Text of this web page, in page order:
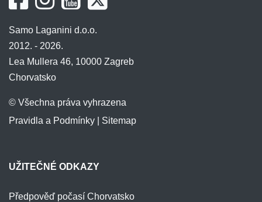
Samo Laganini d.o.o.
2012. - 2026.
Lea Mullera 46, 10000 Zagreb
Chorvatsko
© Všechna práva vyhrazena
Pravidla a Podmínky
Sitemap
UŽITEČNÉ ODKAZY
Předpověď počasí Chorvatsko